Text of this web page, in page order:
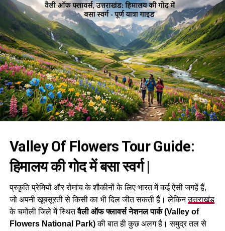
Valley Of Flowers Tour Guide:
हिमालय की गोद में बसा स्वर्ग |
प्रकृति प्रेमियों और रोमांच के शौकीनों के लिए भारत में कई ऐसी जगहें हैं,
जो अपनी खूबसूरती से किसी का भी दिल जीत सकती हैं। लेकिनउत्तराखंड
के चमोली जिले में स्थितवैली ऑफ फ्लावर्स नेशनल पार्क (Valley of
Flowers National Park)की बात ही कुछ अलग है। समुद्र तल से